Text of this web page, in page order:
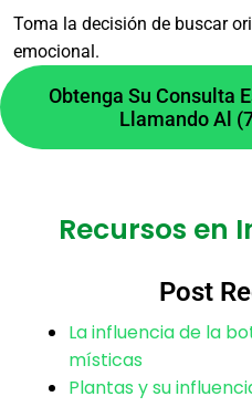
Espera un espacio de
honesto. Evaluamos
posibles caminos y
sin presiones y con
después de
Sí, el
orientación post-ritual
elementos como
interpretar el
Toma la decisión de buscar
emocional.
Obtenga Su Consulta
Llamando Al
Recursos en
Post
La influencia de la
místicas
Plantas y su